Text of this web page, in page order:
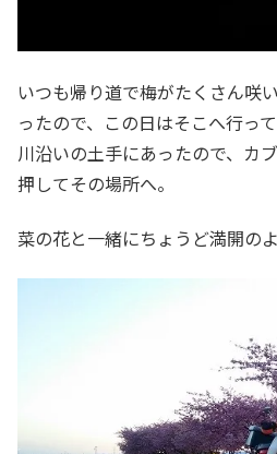
いつも帰り道で梅がたくさん咲
ったので、この日はそこへ行って
川沿いの土手にあったので、カ
押してその場所へ。
菜の花と一緒にちょうど満開の